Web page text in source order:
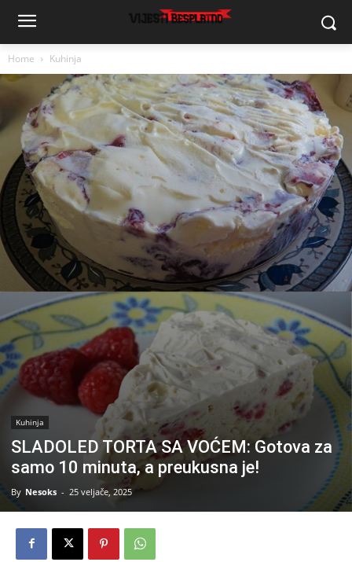
Home Kuhinja
Kuhinja
SLADOLED TORTA SA VOĆEM: Gotova za
samo 10 minuta, a preukusna je!
By Nesoks - 25 veljače, 2025